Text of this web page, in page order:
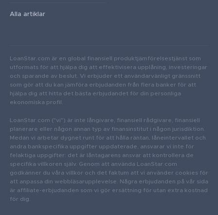
Alla artiklar
LoanStar.com är en global finansiell produktjämförelsestjänst som
utformats för att hjälpa dig att effektivisera upplåning, investeringar
och sparande av beslut. Vi erbjuder ett användarvänligt gränssnitt
som gör att du kan jämföra erbjudanden från flera banker för att
hjälpa dig att hitta det bästa erbjudandet för din personliga
ekonomiska profil.
LoanStar.com ("vi") är inte långivare, finansiell rådgivare, finansiell
planerare eller någon annan typ av finansinstitut i någon jurisdiktion.
Medan vi arbetar dygnet runt för att hålla räntan, låneintervallet och
andra bankspecifika uppgifter uppdaterade, ansvarar vi inte för
felaktiga uppgifter: det är låntagarens ansvar att kontrollera de
specifika villkoren själv. Genom att använda LoanStar.com
godkänner du våra villkor och det faktum att vi använder cookies för
att anpassa din webbläsarupplevelse. Några erbjudanden på vår sida
är affiliate-erbjudanden som vi gör ersättning för utan extra kostnad
för dig.